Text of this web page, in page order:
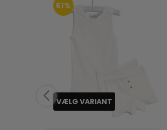
61%
VÆLG VARIANT